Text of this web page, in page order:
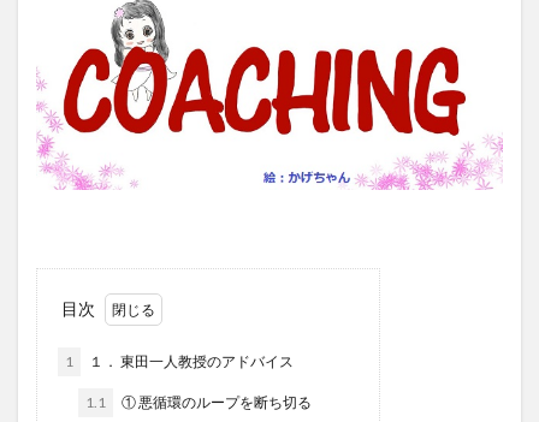
目次
1 １． 東田一人教授のアドバイス
1.1 ① 悪循環のループを断ち切る